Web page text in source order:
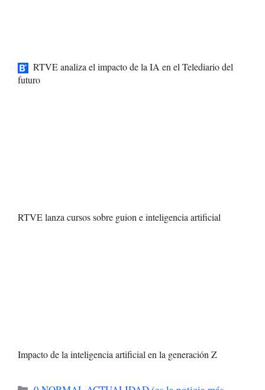
RTVE analiza el impacto de la IA en el Telediario del
futuro
RTVE lanza cursos sobre guion e inteligencia artificial
Impacto de la inteligencia artificial en la generación Z